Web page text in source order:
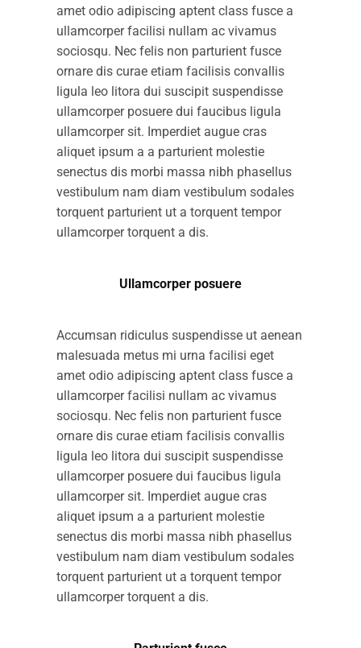
amet odio adipiscing aptent class fusce a
ullamcorper facilisi nullam ac vivamus
sociosqu. Nec felis non parturient fusce
ornare dis curae etiam facilisis convallis
ligula leo litora dui suscipit suspendisse
ullamcorper posuere dui faucibus ligula
ullamcorper sit. Imperdiet augue cras
aliquet ipsum a a parturient molestie
senectus dis morbi massa nibh phasellus
vestibulum nam diam vestibulum sodales
torquent parturient ut a torquent tempor
ullamcorper torquent a dis.
Ullamcorper posuere
Accumsan ridiculus suspendisse ut aenean
malesuada metus mi urna facilisi eget
amet odio adipiscing aptent class fusce a
ullamcorper facilisi nullam ac vivamus
sociosqu. Nec felis non parturient fusce
ornare dis curae etiam facilisis convallis
ligula leo litora dui suscipit suspendisse
ullamcorper posuere dui faucibus ligula
ullamcorper sit. Imperdiet augue cras
aliquet ipsum a a parturient molestie
senectus dis morbi massa nibh phasellus
vestibulum nam diam vestibulum sodales
torquent parturient ut a torquent tempor
ullamcorper torquent a dis.